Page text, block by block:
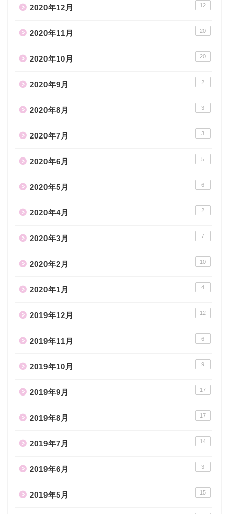
2020年12月 12
2020年11月 20
2020年10月 20
2020年9月 2
2020年8月 3
2020年7月 3
2020年6月 5
2020年5月 6
2020年4月 2
2020年3月 7
2020年2月 10
2020年1月 4
2019年12月 12
2019年11月 6
2019年10月 9
2019年9月 17
2019年8月 17
2019年7月 14
2019年6月 3
2019年5月 15